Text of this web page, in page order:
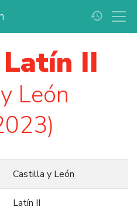
history
Latín II
León
Castilla y León
Latín II